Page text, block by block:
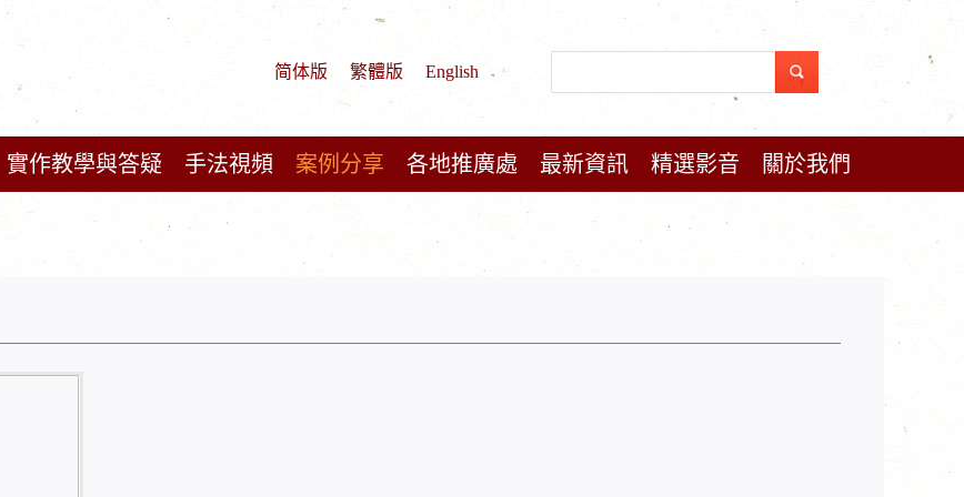
简体版 繁體版 English
實作教學與答疑 手法視頻 案例分享 各地推廣處 最新資訊 精選影音 關於我們